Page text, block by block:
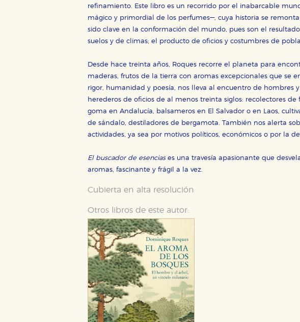
refinamiento. Este libro es un recorrido por el inabarcable
mágico y primordial de los perfumes—, cuya historia se
sido clave en la conformación del mundo, pues son el
suelos y de climas; el producto de oficios y costumbres de
Desde hace treinta años, Roques recorre el planeta para
maderas, frutos de la tierra con aromas excepcionales que se
rigor, humanidad y poesía, nos lleva al encuentro de hombres
herederos de oficios de al menos treinta siglos: recolectores
goma en Andalucía, balsameros en El Salvador o en Laos,
de sándalo, destiladores de bergamota. También nos alerta
actividades, ya sea por motivos políticos, económicos o por la
El buscador de esenciases una travesía apasionante que
aromas, fascinante y frágil a la vez.
Cubierta en alta resolución
Otros libros de este autor:
Cookies necesarias
Estas cookies son necesarias para que nuestro
Cookies de rendimiento y analíticas
Estas cookies se utilizan para mejorar su
configuraciones de servicios para que no tenga
tanto, es anónima.
Cookies de publicidad y redes sociales
Estas cookies son gestionadas por nuestros socios
otros sitios. No almacenan directamente
GUARDAR CONFIGURACIÓN
Puede consultar nuestrapolítica de cookies